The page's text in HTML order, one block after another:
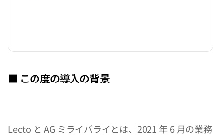
■ この度の導入の背景
Lecto と AG ミライバライとは、2021 年 6 月の業務